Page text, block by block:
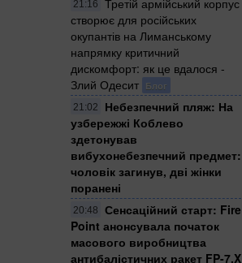
21:16
Третій армійський корпус
створює для російських
окупантів на Лиманському
напрямку критичний
дискомфорт: як це вдалося -
Злий Одесит Блог
21:02
Небезпечний пляж: На
узбережжі Коблево
здетонував
вибухонебезпечний предмет:
чоловік загинув, дві жінки
поранені
20:48
Сенсаційний старт: Fire
Point анонсувала початок
масового виробництва
антибалістичних ракет FP-7.X